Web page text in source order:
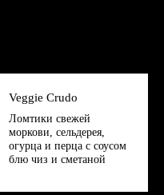
Veggie Crudo
Ломтики свежей
моркови, сельдерея,
огурца и перца с соусом
блю чиз и сметаной